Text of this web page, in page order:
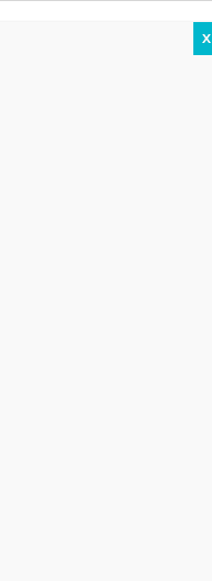
X